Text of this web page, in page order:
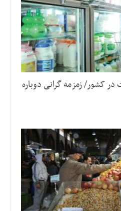
کشور/ زمزمه گرانی دوباره